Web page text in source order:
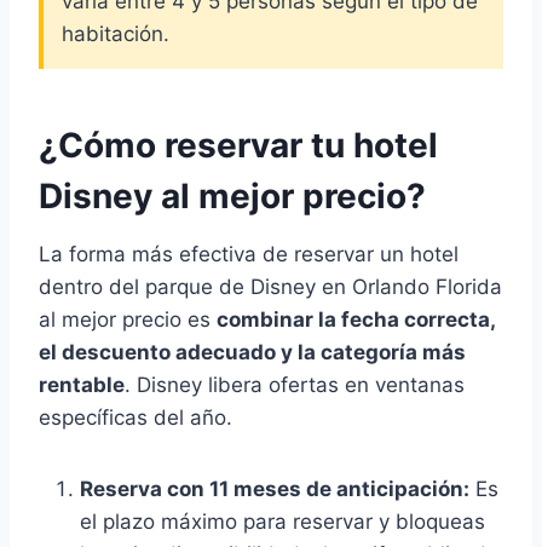
habitación.
¿Cómo reservar tu hotel
Disney al mejor precio?
La forma más efectiva de reservar un hotel
dentro del parque de Disney en Orlando Florida
al mejor precio es combinar la fecha correcta,
el descuento adecuado y la categoría más
rentable. Disney libera ofertas en ventanas
específicas del año.
Reserva con 11 meses de anticipación: Es
el plazo máximo para reservar y bloqueas